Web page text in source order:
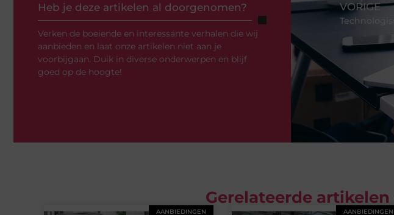
Heb je deze artikelen al doorgenomen?
Verken de boeiende en interessante verhalen die wij
aanbieden en laat onze artikelen niet aan je
voorbijgaan. Duik in diverse onderwerpen en blijf
goed op de hoogte!
VORIGE
Gerelateerde artikelen
AANBIEDINGEN AANBIEDINGEN